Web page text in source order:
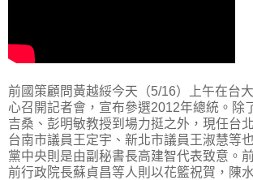
前國策顧問黃越綏今天（5/16）上午在台
心召開記者會，宣布參選2012年總統。除
吉桑、彭明敏教授到場力挺之外，現任台
台南市議員王定宇、新北市議員王淑慧等
黨中央則是由副秘書長高建智代表致意。
前行政院長蘇貞昌等人則以花籃祝賀，陳